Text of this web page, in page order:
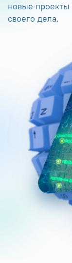
новые проекты
своего дела.